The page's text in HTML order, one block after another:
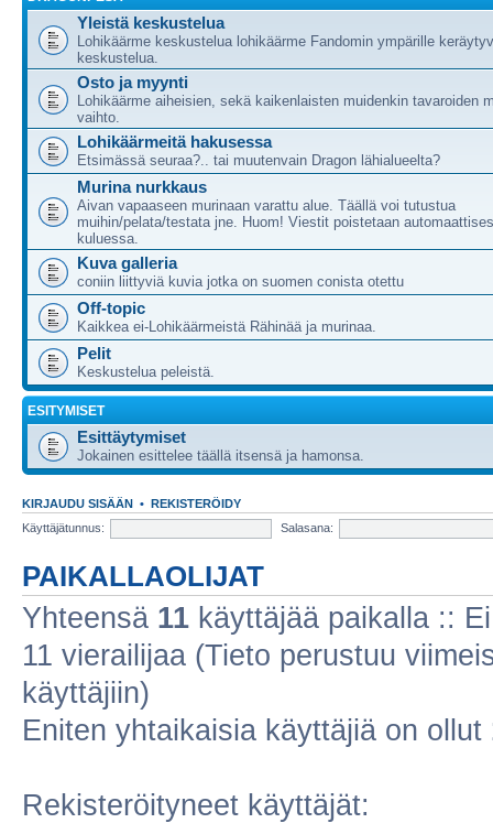
Yleistä keskustelua
Lohikäärme keskustelua lohikäärme Fandomin ympärille
keskustelua.
Osto ja myynti
Lohikäärme aiheisien, sekä kaikenlaisten muidenkin tavaroiden
vaihto.
Lohikäärmeitä hakusessa
Etsimässä seuraa?.. tai muutenvain Dragon lähialueelta?
Murina nurkkaus
Aivan vapaaseen murinaan varattu alue. Täällä voi tutustua
muihin/pelata/testata jne. Huom! Viestit poistetaan
kuluessa.
Kuva galleria
coniin liittyviä kuvia jotka on suomen conista otettu
Off-topic
Kaikkea ei-Lohikäärmeistä Rähinää ja murinaa.
Pelit
Keskustelua peleistä.
ESITYMISET
Esittäytymiset
Jokainen esittelee täällä itsensä ja hamonsa.
KIRJAUDU SISÄÄN • REKISTERÖIDY
Käyttäjätunnus:
Salasana:
PAIKALLAOLIJAT
Yhteensä 11 käyttäjää paikalla ::
11 vierailijaa (Tieto perustuu
käyttäjiin)
Eniten yhtaikaisia käyttäjiä on ollut
Rekisteröityneet käyttäjät: